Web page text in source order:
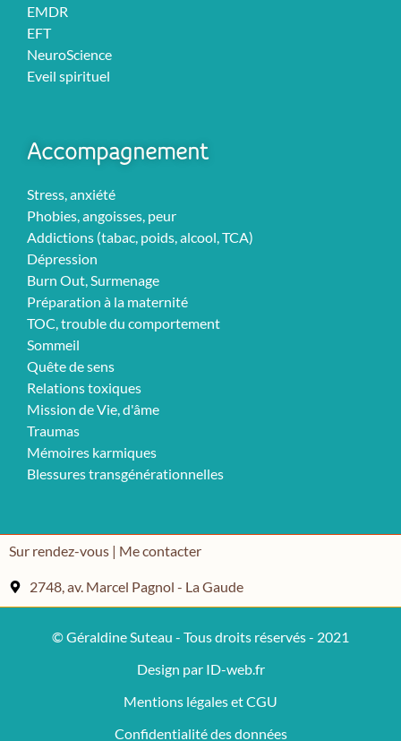
EMDR
EFT
NeuroScience
Eveil spirituel
Accompagnement
Stress, anxiété
Phobies, angoisses, peur
Addictions (tabac, poids, alcool, TCA)
Dépression
Burn Out, Surmenage
Préparation à la maternité
TOC, trouble du comportement
Sommeil
Quête de sens
Relations toxiques
Mission de Vie, d'âme
Traumas
Mémoires karmiques
Blessures transgénérationnelles
Sur rendez-vous | Me contacter
2748, av. Marcel Pagnol - La Gaude
© Géraldine Suteau - Tous droits réservés - 2021
Design par ID-web.fr
Mentions légales et CGU
Confidentialité des données